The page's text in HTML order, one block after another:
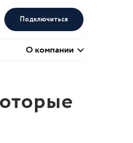
Подключиться
О компании
О компании